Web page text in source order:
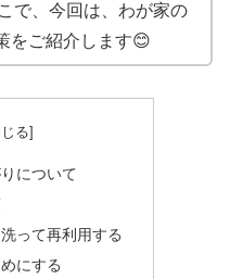
で、今回は、わが家の
をご紹介します😊
について
って再利用する
にする